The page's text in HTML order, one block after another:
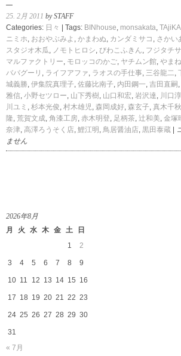
25. 2月 2011 by STAFF
Categories: 日々 | Tags: BINhouse, monsakata, TAjiKA
ニミホ, おおやぶみよ , かまわぬ, カンダミサコ , さかい
スタジオ木瓜, ノモトヒロシ, びわこふきん, フジタチ
マルファクトリー, モロッコのかご, ヤチムン館, やま
ババグーリ , ライフアファ, ラオスの手仕事, 三谷龍二,
城義勝, 伊集院真理子, 佐藤比南子, 内田鋼一, 吉田直嗣 ,
雅信, 小野セツロー, 山下秀樹, 山口和宏, 岩沢達, 川口淳
川ユミ , 杉本光俊, 村木雄児, 森岡成好, 森玄子, 真木千秋
隆, 荒賀文成, 角漆工房, 赤木明登, 足柄茶, 辻和美, 金塚
奈津, 高澤ろうそく店, 鯉江明 , 鳥居醤油店, 黒田泰蔵
ません
2026年8月
月
火 水 木 金 土
日
1
2
3 4 5 6 7 8 9
10 11 12 13 14 15 16
17 18 19 20 21 22 23
24 25 26 27 28 29 30
31
« 7月